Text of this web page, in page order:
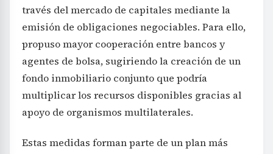
través del mercado de capitales mediante la
emisión de obligaciones negociables. Para ello,
propuso mayor cooperación entre bancos y
agentes de bolsa, sugiriendo la creación de un
fondo inmobiliario conjunto que podría
multiplicar los recursos disponibles gracias al
apoyo de organismos multilaterales.
Estas medidas forman parte de un plan más